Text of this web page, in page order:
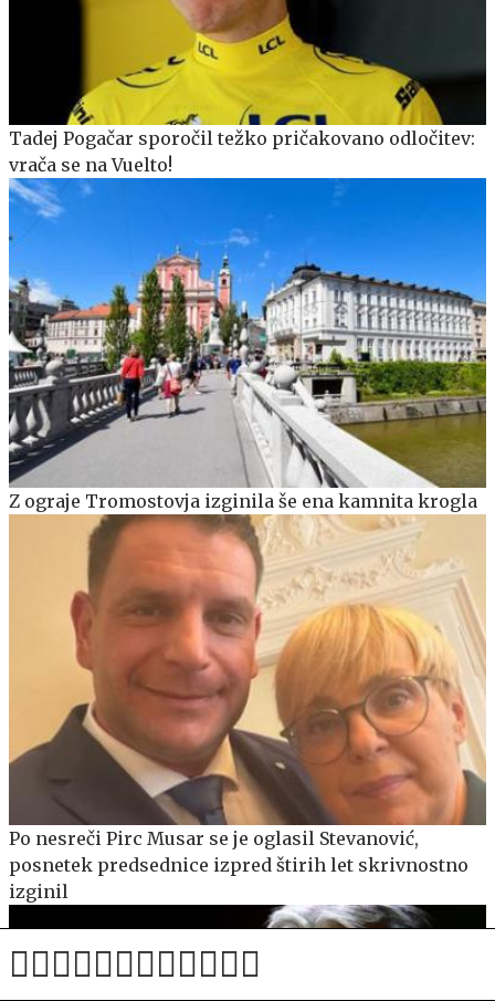
Tadej Pogačar sporočil težko pričakovano odločitev:
vrača se na Vuelto!
Z ograje Tromostovja izginila še ena kamnita krogla
Po nesreči Pirc Musar se je oglasil Stevanović,
posnetek predsednice izpred štirih let skrivnostno
izginil